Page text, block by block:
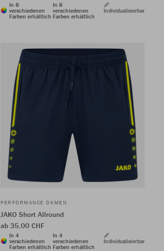
In 8
verschiedenen
Farben erhältlich
In 8
verschiedenen
Farben erhältlich
Individualisierbar
PERFORMANCE DAMEN
JAKO Short Allround
ab 35,00 CHF
In 4
verschiedenen
Farben erhältlich
In 4
verschiedenen
Farben erhältlich
Individualisierbar